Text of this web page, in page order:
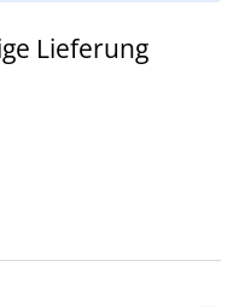
Lieferung